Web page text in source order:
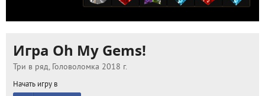
Игра Oh My Gems!
Три в ряд, Головоломка 2018 г.
Начать игру в